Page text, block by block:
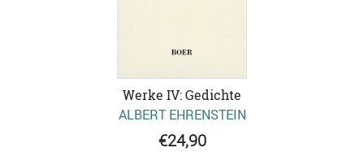
Werke IV: Gedichte
ALBERT EHRENSTEIN
€24,90